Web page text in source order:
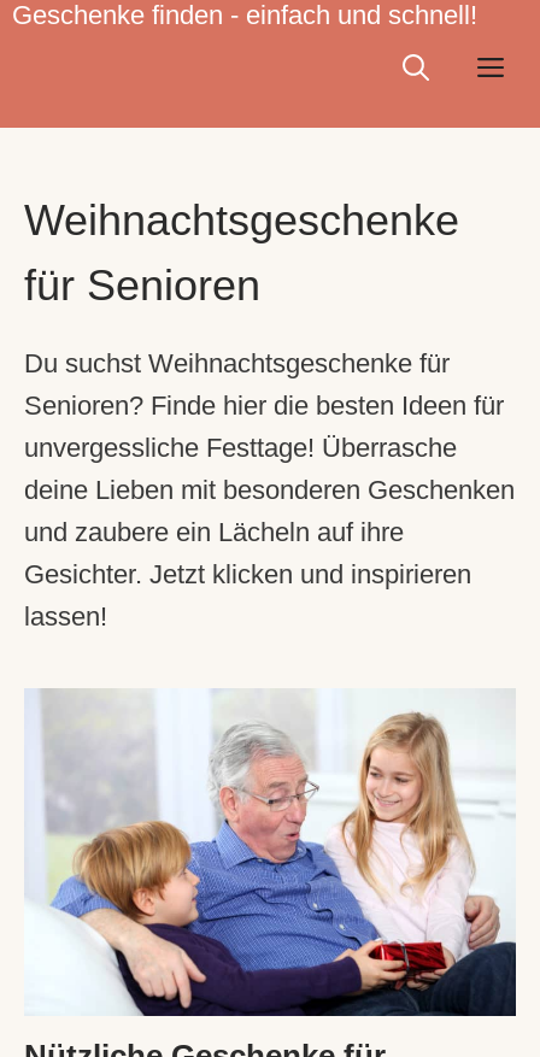
Zum
Geschenke finden - einfach und schnell!
Weihnachtsgeschenke
für Senioren
Du suchst Weihnachtsgeschenke für
Senioren? Finde hier die besten Ideen für
unvergessliche Festtage! Überrasche
deine Lieben mit besonderen Geschenken
und zaubere ein Lächeln auf ihre
Gesichter. Jetzt klicken und inspirieren
lassen!